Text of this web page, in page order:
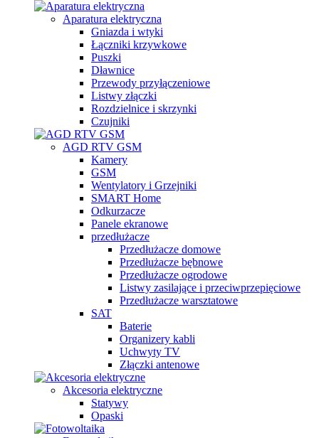
Aparatura elektryczna
Gniazda i wtyki
Łączniki krzywkowe
Puszki
Dławnice
Przewody przyłączeniowe
Listwy złączki
Rozdzielnice i skrzynki
Czujniki
AGD RTV GSM
Kamery
GSM
Wentylatory i Grzejniki
SMART Home
Odkurzacze
Panele ekranowe
przedłużacze
Przedłużacze domowe
Przedłużacze bębnowe
Przedłużacze ogrodowe
Listwy zasilające i przeciwprzepięciowe
Przedłużacze warsztatowe
SAT
Baterie
Organizery kabli
Uchwyty TV
Złączki antenowe
Akcesoria elektryczne
Statywy
Opaski